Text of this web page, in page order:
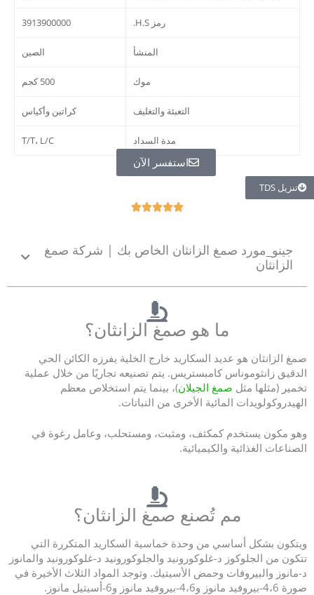
رمز H.S. 3913900000
المنشأ الصين
موك 500 كجم
التعبئة والتغليف كراتين وأكياس
مدة السداد T/T، L/C
استفسر الآن
تنزيل TDS





О
н
5
جينو_مورد صمغ الزانثان الخاص بك | شركة صمغ
الزانثان
ما هو صمغ الزانثان؟
صمغ الزانثان هو عديد السكاريد خارج الخلية يفرزه الكائن الحي
الدقيق زانثوموناس كامبستريس. يتم تصنيعه تجاريًا من خلال عملية
تخمير (مثلها مثل صمغ الجيلان)، بينما يتم استخلاص معظم
الهيدروكولويدات المائية الأخرى من النباتات.
وهو مكون يستخدم كمكثف، ومثبت، ومستحلب، وعامل رغوة في
الصناعات الغذائية والكيميائية.
مم تُصنع صمغ الزانثان؟
ويتكون بشكل أساسي من وحدة خماسية السكاريد المتكررة التي
تتكون من الجلوكوز د-غلوكورونيد والجلوكورونيد د-غلوكورونيد والمانوز
د-مانوز والبيروفات وحمض الأسيتيك. وتوجد المواد الثلاث الأخيرة في
صورة 4،6-بيروفيد مانوز و4،6-بيروفيد مانوز و6-أسيتيل مانوز.